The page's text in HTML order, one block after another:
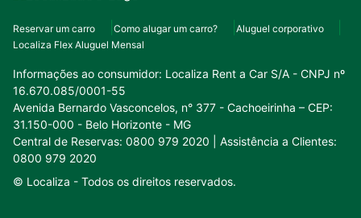
Reservar um carro Como alugar um carro?
Aluguel corporativo
Localiza Flex Aluguel Mensal
Informações ao consumidor: Localiza Rent a Car S/A - CNPJ nº
16.670.085/0001-55
Avenida Bernardo Vasconcelos, n° 377 - Cachoeirinha – CEP:
31.150-000 - Belo Horizonte - MG
Central de Reservas: 0800 979 2020 | Assistência a Clientes:
0800 979 2020
© Localiza - Todos os direitos reservados.